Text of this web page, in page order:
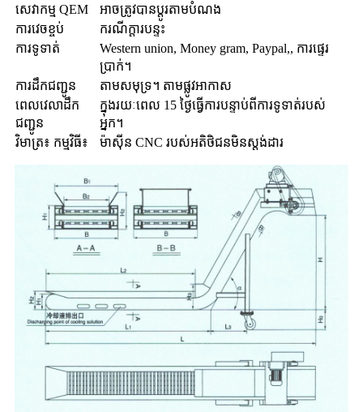
សេវាកម្ម QEM
អាចត្រូវបានប្ដូរតាមបំណង
ការវេចខ្ចប់
ករណីក្តារបន្ទះ
ការទូទាត់
Western union, Money gram, Paypal,, ការផ្ទេរ
ប្រាក់។
ការដឹកជញ្ជូន
តាមសមុទ្រ។ តាមផ្លូវអាកាស
ពេលវេលាដឹក
ជញ្ជូន
ក្នុងរយៈពេល 15 ថ្ងៃធ្វើការបន្ទាប់ពីការទូទាត់របស់
អ្នក។
វិមាត្រ៖ កម្មវិធី៖
ម៉ាស៊ីន CNC របស់អតិថិជនមិនស្តង់ដារ